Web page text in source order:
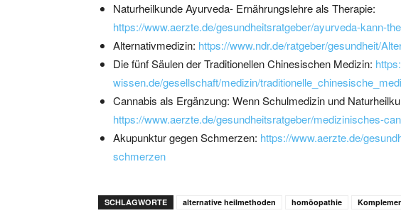
Naturheilkunde Ayurveda- Ernährungslehre als Therapie:
https://www.aerzte.de/gesundheitsratgeber/ayurveda-kann-
Alternativmedizin: https://www.ndr.de/ratgeber/gesundheit/
Die fünf Säulen der Traditionellen Chinesischen Medizin:
wissen.de/gesellschaft/medizin/
Cannabis als Ergänzung: Wenn Schulmedizin und
https://www.aerzte.de/gesundheitsratgeber/medizinisches-
Akupunktur gegen Schmerzen: https://www.aerzte.de/
schmerzen
SCHLAGWORTE alternative heilmethoden homöopathie